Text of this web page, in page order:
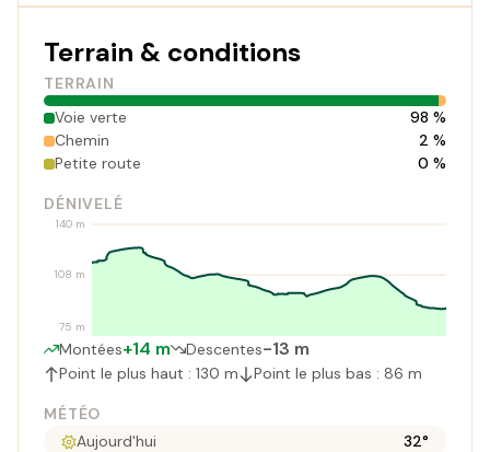
Terrain & conditions
TERRAIN
Voie verte
98 %
Chemin
2 %
Petite route
0 %
DÉNIVELÉ
75 m
108 m
140 m
Montées+14 m Descentes-13 m
Point le plus haut : 130 m Point le plus bas : 86 m
MÉTÉO
Aujourd'hui
32°